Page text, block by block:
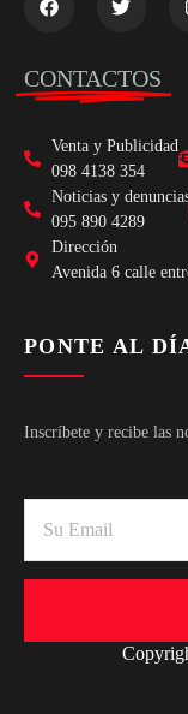
CONTACTOS
Venta y Publicidad
098 4138 354
Noticias y
095 890 4289
Dirección
Avenida 6 calle
PONTE AL
Inscríbete y recibe las